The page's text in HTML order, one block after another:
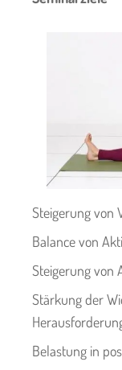
Steigerung von
Balance von
Steigerung von
Stärkung der
Belastung in